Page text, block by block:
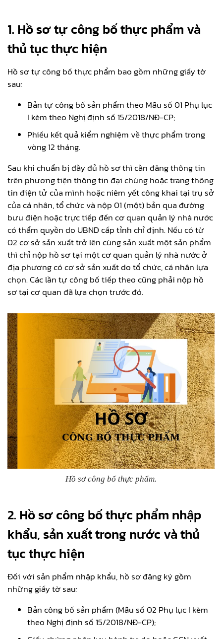
1. Hồ sơ tự công bố thực phẩm và
thủ tục thực hiện
Hồ sơ tự công bố thực phẩm bao gồm những giấy tờ
sau:
Bản tự công bố sản phẩm theo Mẫu số 01 Phụ lục
I kèm theo Nghị định số 15/2018/NĐ-CP;
Phiếu kết quả kiểm nghiệm về thực phẩm trong
vòng 12 tháng.
Sau khi chuẩn bị đầy đủ hồ sơ thì cần đăng thông tin
trên phương tiện thông tin đại chúng hoặc trang thông
tin điện tử của mình hoặc niêm yết công khai tại trụ sở
của cá nhân, tổ chức và nộp 01 (một) bản qua đường
bưu điện hoặc trực tiếp đến cơ quan quản lý nhà nước
có thẩm quyền do UBND cấp tỉnh chỉ định. Nếu có từ
02 cơ sở sản xuất trở lên cùng sản xuất một sản phẩm
thì chỉ nộp hồ sơ tại một cơ quan quản lý nhà nước ở
địa phương có cơ sở sản xuất do tổ chức, cá nhân lựa
chọn. Các lần tự công bố tiếp theo cũng phải nộp hồ
sơ tại cơ quan đã lựa chọn trước đó.
Hồ sơ công bố thực phẩm.
2. Hồ sơ công bố thực phẩm nhập
khẩu, sản xuất trong nước và thủ
tục thực hiện
Đối với sản phẩm nhập khẩu, hồ sơ đăng ký gồm
những giấy tờ sau:
Bản công bố sản phẩm (Mẫu số 02 Phụ lục I kèm
theo Nghị định số 15/2018/NĐ-CP);